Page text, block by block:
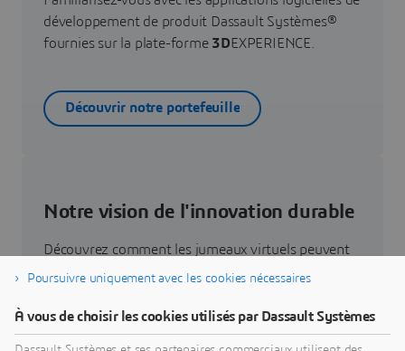
développement de produit Dassault Systèmes®
fournies sur la plate-forme 3DEXPERIENCE.
Découvrir notre portefeuille
Notre vision de l'innovation durable
Découvrez comment les jumeaux virtuels peuvent
vous aider à repenser vos produits, vos processus
innovations durables révolutionnaires.
Poursuivre uniquement avec les cookies nécessaires
À vous de choisir les cookies utilisés par Dassault Systèmes